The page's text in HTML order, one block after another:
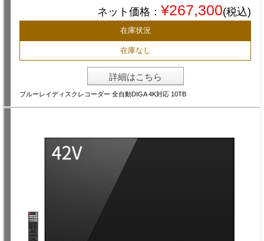
ネット価格： ¥267,300(税込)
在庫状況
在庫なし
詳細はこちら
ブルーレイディスクレコーダー 全自動DIGA 4K対応 10TB